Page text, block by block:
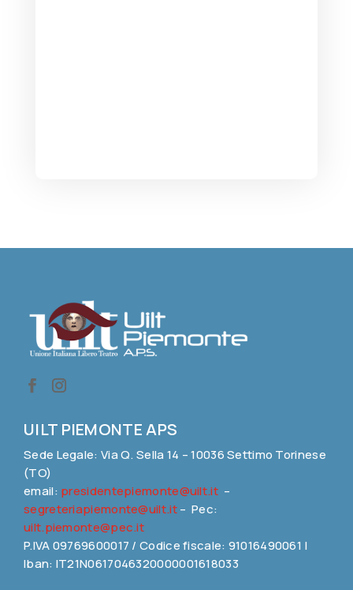
UILT PIEMONTE APS
Sede Legale: Via Q. Sella 14 – 10036 Settimo Torinese
(TO)
email: presidentepiemonte@uilt.it–
segreteriapiemonte@uilt.it– Pec:
uilt.piemonte@pec.it
P.IVA 09769600017 / Codice fiscale: 91016490061 |
Iban: IT21N0617046320000001618033